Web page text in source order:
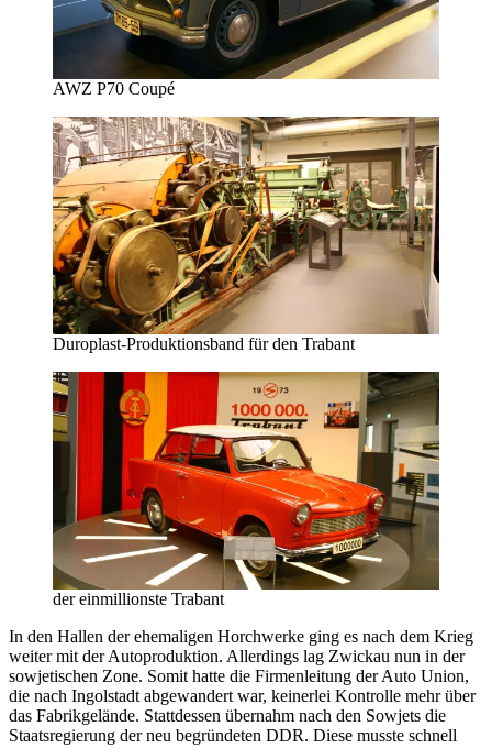
AWZ P70 Coupé
Duroplast-Produktionsband für den Trabant
der einmillionste Trabant
In den Hallen der ehemaligen Horchwerke ging es nach dem Krieg
weiter mit der Autoproduktion. Allerdings lag Zwickau nun in der
sowjetischen Zone. Somit hatte die Firmenleitung der Auto Union,
die nach Ingolstadt abgewandert war, keinerlei Kontrolle mehr über
das Fabrikgelände. Stattdessen übernahm nach den Sowjets die
Staatsregierung der neu begründeten DDR. Diese musste schnell